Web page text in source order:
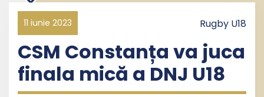
11 iunie 2023 Rugby U18
CSM Constanța va juca
finala mică a DNJ U18